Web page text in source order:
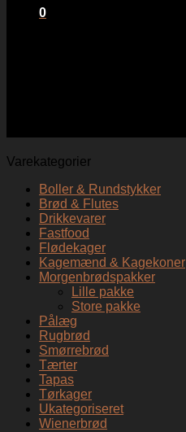
0
Varekategorier
Boller & Rundstykker
Brød & Flutes
Drikkevarer
Fastfood
Flødekager
Kagemænd & Kagekoner
Morgenbrødspakker
Lille pakke
Store pakke
Pålæg
Rugbrød
Smørrebrød
Tærter
Tapas
Tørkager
Ukategoriseret
Wienerbrød